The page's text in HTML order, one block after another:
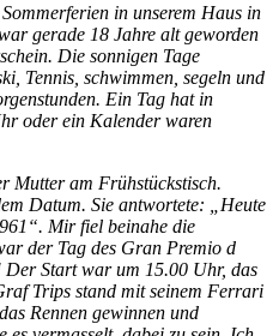
in unserem Haus in
gerade 18 Jahre alt geworden
Die sonnigen Tage
Tennis, schwimmen, segeln und
Ein Tag hat in
oder ein Kalender waren
Mutter am Frühstückstisch.
Datum. Sie antwortete: „Heute
Mir fiel beinahe die
der Tag des Gran Premio d
Start war um 15.00 Uhr, das
Trips stand mit seinem Ferrari
Rennen gewinnen und